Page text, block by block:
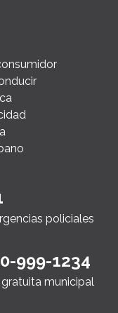
policiales
999-1234
gratuita municipal